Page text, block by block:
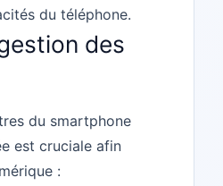
du téléphone.
des
du smartphone
est cruciale afin
: